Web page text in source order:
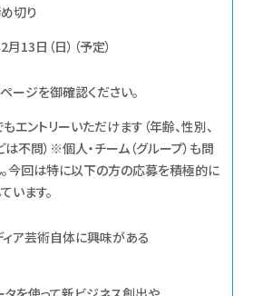
切り
13日（日）（予定）
ージを御確認ください。
エントリーいただけます（年齢、性別、
不問）※個人・チーム（グループ）も問
。今回は特に以下の方の応募を積極的に
います。
ア芸術自体に興味がある